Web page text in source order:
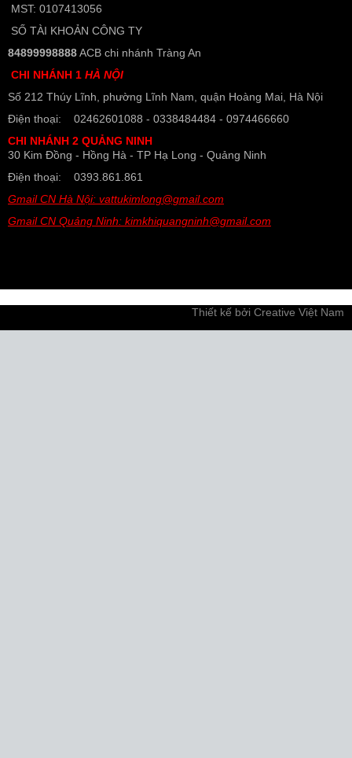
MST: 0107413056
SỐ TÀI KHOẢN CÔNG TY
84899998888ACB chi nhánh Tràng An
CHI NHÁNH 1 HÀ NỘI
Số 212 Thúy Lĩnh, phường Lĩnh Nam, quận Hoàng Mai, Hà Nội
Điện thoại: 02462601088 - 0338484484 - 0974466660
CHI NHÁNH 2 QUẢNG NINH
30 Kim Đồng - Hồng Hà - TP Hạ Long - Quảng Ninh
Điện thoại: 0393.861.861
Gmail CN Hà Nội: vattukimlong@gmail.com
Gmail CN Quảng Ninh: kimkhiquangninh@gmail.com
Thiết kế bởi Creative Việt Nam